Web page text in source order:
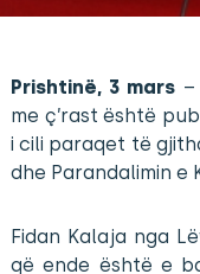
Prishtinë, 3 mars
me ç’rast është
i cili paraqet të
dhe Parandalimin e
Fidan Kalaja nga
që ende është e